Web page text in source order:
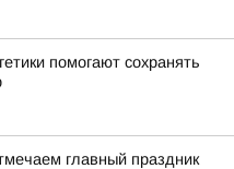
помогают сохранять
главный праздник